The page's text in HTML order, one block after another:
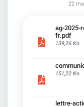
une
22
ag-2025-
fr.pdf
139,26 Ko
151,22 Ko
lettre-